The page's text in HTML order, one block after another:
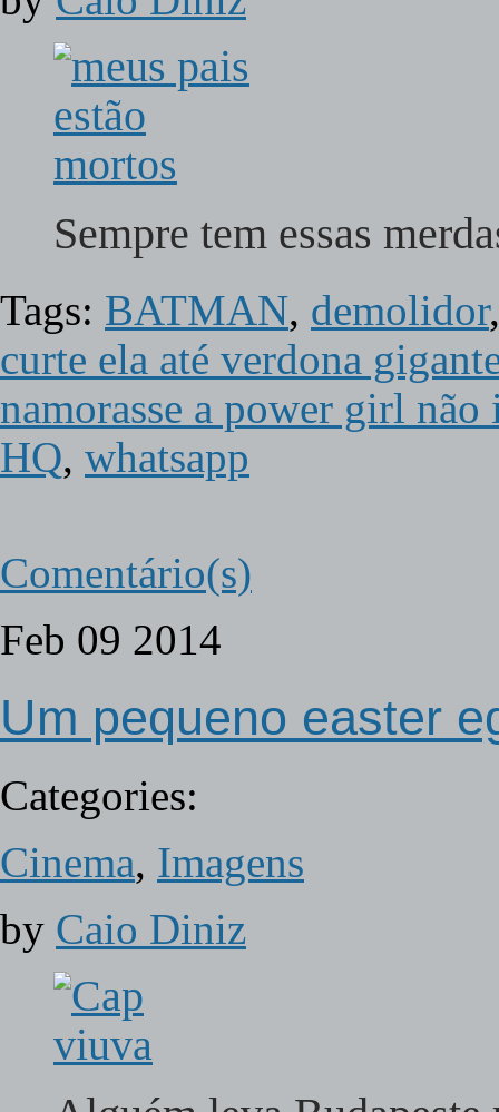
Sempre tem essas
Tags: BATMAN, demolidor
curte ela até verdona
namorasse a power girl não
HQ, whatsapp
Comentário(s)
Feb 09 2014
Um pequeno easter
Categories:
Cinema, Imagens
by Caio Diniz